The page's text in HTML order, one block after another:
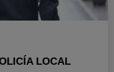
LOCAL